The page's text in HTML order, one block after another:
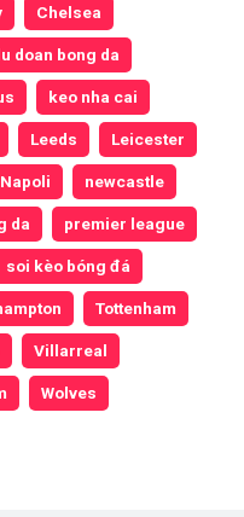
Chelsea
doan bong da
keo nha cai
Leeds Leicester
Napoli newcastle
da premier league
soi kèo bóng đá
Tottenham
Villarreal
Wolves